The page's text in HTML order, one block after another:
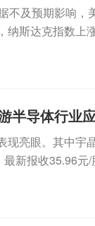
不及预期影响，
斯达克指数上
半导体行业
现亮眼。其中宇
新报收35.96元